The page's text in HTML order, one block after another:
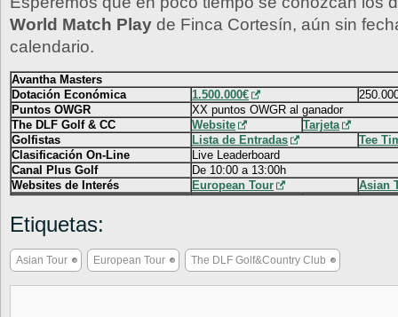
World Match Play de Finca Cortesín, aún sin
calendario.
Avantha Masters
Dotación Económica
1.500.000€
Puntos OWGR
XX puntos OWGR al ganador
The DLF Golf & CC
Website
Tarjeta
Golfistas
Lista de Entradas
Tee
Clasificación On-Line
Live Leaderboard
Canal Plus Golf
De 10:00 a 13:00h
Websites de Interés
European Tour Asian
Etiquetas:
Asian Tour European Tour The DLF Golf&Country Club